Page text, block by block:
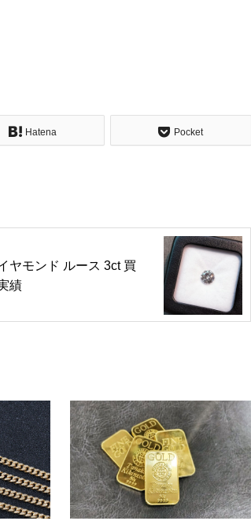
Hatena Pocket
ヤモンド ルース 3ct 買
績